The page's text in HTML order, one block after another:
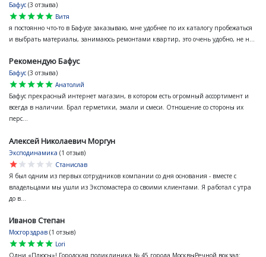
Бафус (3 отзыва)
star
star
star
star
star
Витя
я постоянно что-то в Бафусе заказываю, мне удобнее по их каталогу пробежаться
и выбрать материалы, занимаюсь ремонтами квартир, это очень удобно, не н...
Рекомендую Бафус
Бафус (3 отзыва)
star
star
star
star
star
Анатолий
Бафус прекрасный интернет магазин, в котором есть огромный ассортимент и
всегда в наличии. Брал герметики, эмали и смеси. Отношение со стороны их
перс...
Алексей Николаевич Моргун
Эксподинамика (1 отзыв)
star
star
star
star
star
Станислав
Я был одним из первых сотрудников компании со дня основания - вместе с
владельцами мы ушли из Экспомастера со своими клиентами. Я работал с утра
до в...
Иванов Степан
Мосгорздрав (1 отзыв)
star
star
star
star
star
Lori
Одни «Плюсы»! Городская поликлиника № 45 города МосквыРечной вокзал: